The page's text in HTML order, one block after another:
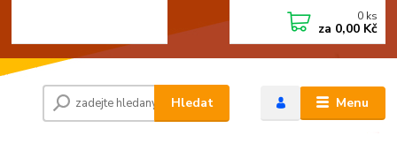
Menu
Hledat
0 ks
za 0,00 Kč